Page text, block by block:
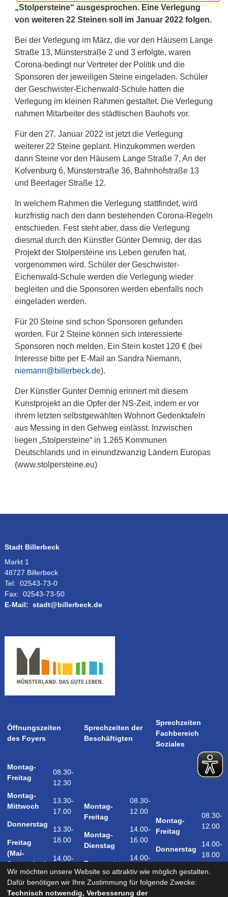
„Stolpersteine“ ausgesprochen. Eine Verlegung
von weiteren 22 Steinen soll im Januar 2022 folgen.
Bei der Verlegung im März, die vor den Häusern Lange
Straße 13, Münsterstraße 2 und 3 erfolgte, waren
Corona-bedingt nur Vertreter der Politik und die
Sponsoren der jeweiligen Steine eingeladen. Schüler
der Geschwister-Eichenwald-Schule hatten die
Verlegung im kleinen Rahmen gestaltet. Die Verlegung
nahmen Mitarbeiter des städtischen Bauhofs vor.
Für den 27. Januar 2022 ist jetzt die Verlegung
weiterer 22 Steine geplant. Hinzukommen werden
dann Steine vor den Häusern Lange Straße 7, An der
Kolvenburg 6, Münsterstraße 36, Bahnhofstraße 13
und Beerlager Straße 12.
In welchem Rahmen die Verlegung stattfindet, wird
kurzfristig nach den dann bestehenden Corona-Regeln
entschieden. Fest steht aber, dass die Verlegung
diesmal durch den Künstler Günter Demnig, der das
Projekt der Stolpersteine ins Leben gerufen hat,
vorgenommen wird. Schüler der Geschwister-
Eichenwald-Schule werden die Verlegung wieder
begleiten und die Sponsoren werden ebenfalls noch
eingeladen werden.
Für 20 Steine sind schon Sponsoren gefunden
worden. Für 2 Steine können sich interessierte
Sponsoren noch melden. Ein Stein kostet 120 € (bei
Interesse bitte per E-Mail an Sandra Niemann,
niemann@billerbeck.de).
Der Künstler Gunter Demnig erinnert mit diesem
Kunstprojekt an die Opfer der NS-Zeit, indem er vor
ihrem letzten selbstgewählten Wohnort Gedenktafeln
aus Messing in den Gehweg einlässt. Inzwischen
liegen „Stolpersteine“ in 1.265 Kommunen
Deutschlands und in einundzwanzig Ländern Europas
(www.stolpersteine.eu)
Stadt Billerbeck
Markt 1
48727 Billerbeck
Tel: 02543-73-0
Fax: 02543-73-50
E-Mail: stadt@billerbeck.de
Öffnungszeiten
des Foyers
Sprechzeiten der
Beschäftigten
Sprechzeiten
Fachbereich
Soziales
Montag-
Freitag
Montag-
Mittwoch
Donnerstag
Freitag
(Mai-
September)
Samstag
(Mai-
08.30-
12.30
13.30-
17.00
13.30-
18.00
14.00-
17.00
09.00-
Montag-
Freitag
Montag-
Dienstag
Donnerstag
08.30-
12.00
14.00-
16.00
14.00-
18.00
Montag-
Freitag
Donnerstag
08.30-
12.00
14.00-
18.00
Wir möchten unsere Website so attraktiv wie möglich gestalten.
Dafür benötigen wir Ihre Zustimmung für folgende Zwecke:
Technisch notwendig, Verbesserung der